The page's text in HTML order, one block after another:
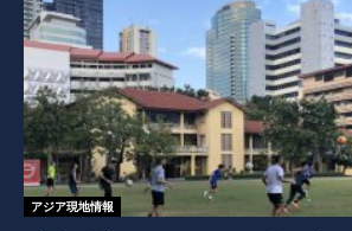
アジア現地情報